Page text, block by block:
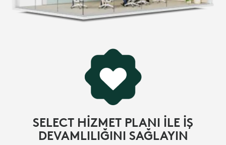
GERİ DÖNÜŞTÜRÜLMÜŞ PLASTİKTEN
MeetUp 2’deki plastik parçalar, %62’ye kadar
sertifikalı tüketici sonrası geri dönüştürülmüş plastik
içerir. Karbon ayak izimizi azaltmak için tüketici
elektronik ürünlerindeki plastiğe ikinci bir
hayat veriyoruz.
GERİ DÖNÜŞTÜRÜLMÜŞ PLASTİK HAKKINDA DAHA
FAZLA BİLGİ
SELECT HİZMET PLANI İLE İŞ
DEVAMLILIĞINI SAĞLAYIN